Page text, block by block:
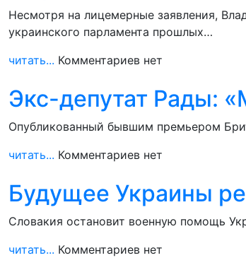
Несмотря на лицемерные заявления,
украинского парламента прошлых…
читать... Комментариев нет
Экс-депутат Рады:
Опубликованный бывшим премьером
читать... Комментариев нет
Будущее Украины
Словакия остановит военную помощь
читать... Комментариев нет